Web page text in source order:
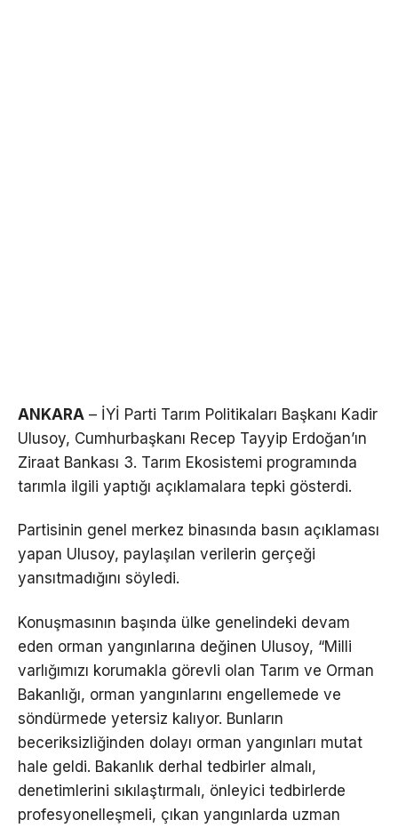
ANKARA – İYİ Parti Tarım Politikaları Başkanı Kadir
Ulusoy, Cumhurbaşkanı Recep Tayyip Erdoğan’ın
Ziraat Bankası 3. Tarım Ekosistemi programında
tarımla ilgili yaptığı açıklamalara tepki gösterdi.
Partisinin genel merkez binasında basın açıklaması
yapan Ulusoy, paylaşılan verilerin gerçeği
yansıtmadığını söyledi.
Konuşmasının başında ülke genelindeki devam
eden orman yangınlarına değinen Ulusoy, “Milli
varlığımızı korumakla görevli olan Tarım ve Orman
Bakanlığı, orman yangınlarını engellemede ve
söndürmede yetersiz kalıyor. Bunların
beceriksizliğinden dolayı orman yangınları mutat
hale geldi. Bakanlık derhal tedbirler almalı,
denetimlerini sıkılaştırmalı, önleyici tedbirlerde
profesyonelleşmeli, çıkan yangınlarda uzman